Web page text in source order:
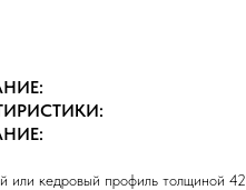
или кедровый профиль толщиной